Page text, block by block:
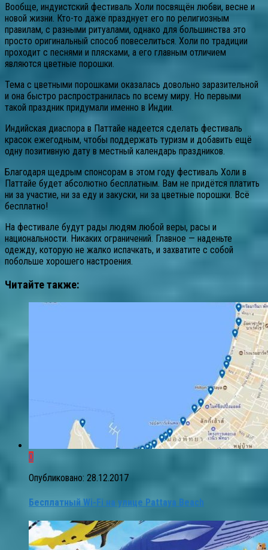
Вообще, индуистский фестиваль Холи посвящён любви, весне и
новой жизни. Кто-то даже празднует его по религиозным
правилам, с разными ритуалами, однако для большинства это
просто оригинальный способ повеселиться. Холи по традиции
проходит с песнями и плясками, а его главным отличием
являются цветные порошки.
Тема с цветными порошками оказалась довольно заразительной
и она быстро распространилась по всему миру. Но первыми
такой праздник придумали именно в Индии.
Индийская диаспора в Паттайе надеется сделать фестиваль
красок ежегодным, чтобы поддержать туризм и добавить ещё
одну позитивную дату в местный календарь праздников.
Благодаря щедрым спонсорам в этом году фестиваль Холи в
Паттайе будет абсолютно бесплатным. Вам не придётся платить
ни за участие, ни за еду и закуски, ни за цветные порошки. Всё
бесплатно!
На фестивале будут рады людям любой веры, расы и
национальности. Никаких ограничений. Главное — наденьте
одежду, которую не жалко испачкать, и захватите с собой
побольше хорошего настроения.
Читайте также:
0
Опубликовано: 28.12.2017
Бесплатный Wi-Fi на улице Pattaya Beach